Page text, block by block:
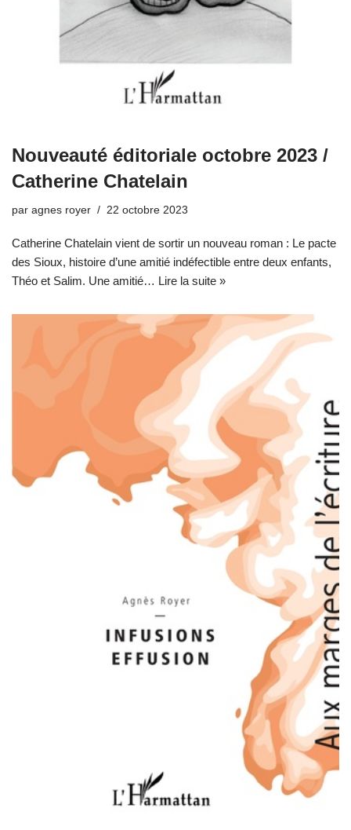
Nouveauté éditoriale octobre 2023 /
Catherine Chatelain
par agnes royer 22 octobre 2023
Catherine Chatelain vient de sortir un nouveau roman : Le pacte
des Sioux, histoire d’une amitié indéfectible entre deux enfants,
Théo et Salim. Une amitié… Lire la suite »